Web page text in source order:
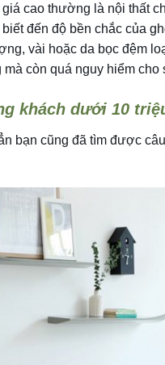
cao thường là nội thất
đến độ bền chắc của
vài hoặc da bọc đệm
mà còn quá nguy hiểm
khách dưới 10
bạn cũng đã tìm được